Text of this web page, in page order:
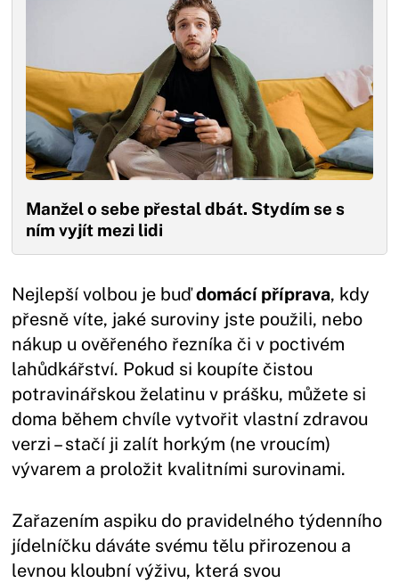
Manžel o sebe přestal dbát. Stydím se s
ním vyjít mezi lidi
Nejlepší volbou je buďdomácí příprava, kdy
přesně víte, jaké suroviny jste použili, nebo
nákup u ověřeného řezníka či v poctivém
lahůdkářství. Pokud si koupíte čistou
potravinářskou želatinu v prášku, můžete si
doma během chvíle vytvořit vlastní zdravou
verzi – stačí ji zalít horkým (ne vroucím)
vývarem a proložit kvalitními surovinami.
Zařazením aspiku do pravidelného týdenního
jídelníčku dáváte svému tělu přirozenou a
levnou kloubní výživu, která svou